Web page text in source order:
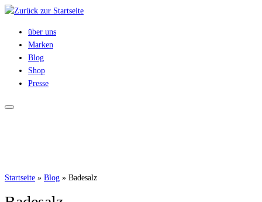
Zum
springenüber uns
Marken
Blog
Shop
Presse
Startseite » Blog » Badesalz